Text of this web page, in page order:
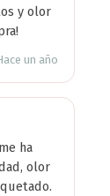
y olor
un año
ha
olor